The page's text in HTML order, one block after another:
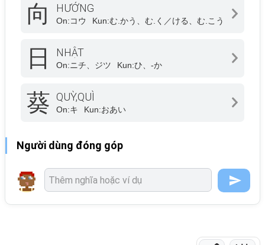
向 HƯỚNG
On:コウ Kun:む.かう、む.く／ける、む.こう
日 NHẬT
On:ニチ、ジツ Kun:ひ、-か
葵 QUỲ,QUÌ
On:キ Kun:おあい
Người dùng đóng góp